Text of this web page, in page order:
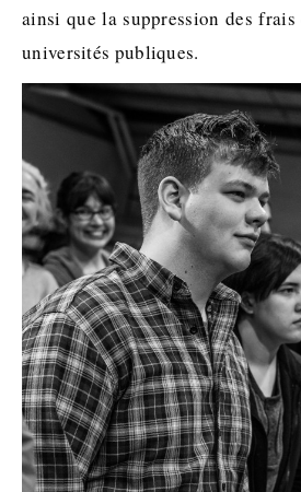
ainsi que la suppression des
universités publiques.